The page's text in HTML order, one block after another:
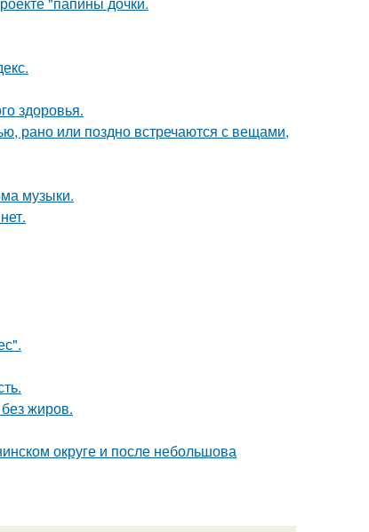
здоровья.
рано или поздно встречаются с вещами,
музыки.
жиров.
округе и после небольшова